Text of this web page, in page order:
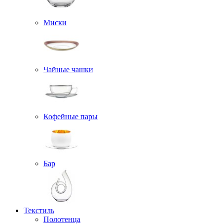
Миски
Чайные чашки
Кофейные пары
Бар
Текстиль
Полотенца